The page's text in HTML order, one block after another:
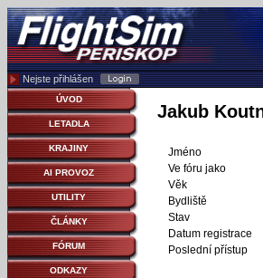
Nejste přihlášen
ÚVOD
LETADLA
KRAJINY
AI PROVOZ
UTILITY
ČLÁNKY
FÓRUM
ODKAZY
Jakub
Jméno
Ve fóru jako
Věk
Bydliště
Stav
Datum registrace
Poslední přístup